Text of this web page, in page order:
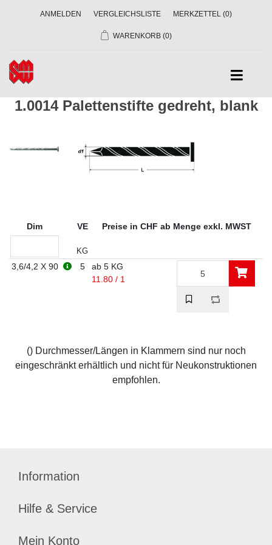
ANMELDEN VERGLEICHSLISTE MERKZETTEL (0)
WARENKORB (0)
1.0014 Palettenstifte gedreht, blank
Dim VE Preise in CHF ab Menge exkl. MWST
KG
3,6/4,2 X 90 5
ab 5 KG
11.80 / 1
() Durchmesser/Längen in Klammern sind nur noch
eingeschränkt erhältlich und nicht für Neukonstruktionen
empfohlen.
Information
Hilfe & Service
Mein Konto